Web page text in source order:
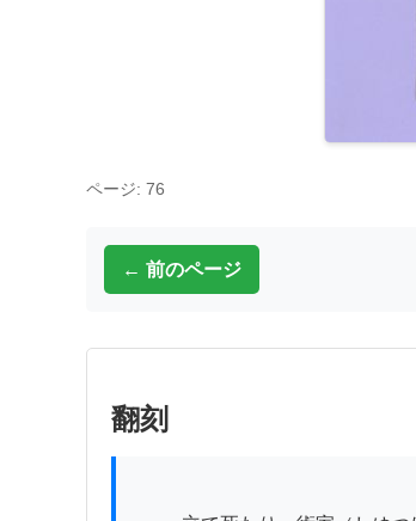
ページ: 76
← 前のページ
翻刻